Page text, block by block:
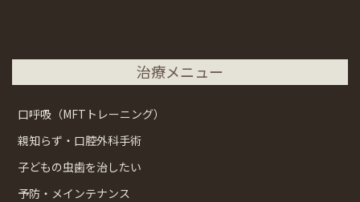
治療メニュー
口呼吸（MFTトレーニング）
親知らず・口腔外科手術
子どもの虫歯を治したい
予防・メインテナンス